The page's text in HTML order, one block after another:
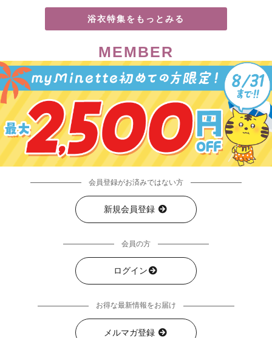
浴衣特集をもっとみる
MEMBER
会員登録がお済みではない方
新規会員登録
会員の方
ログイン
お得な最新情報をお届け
メルマガ登録